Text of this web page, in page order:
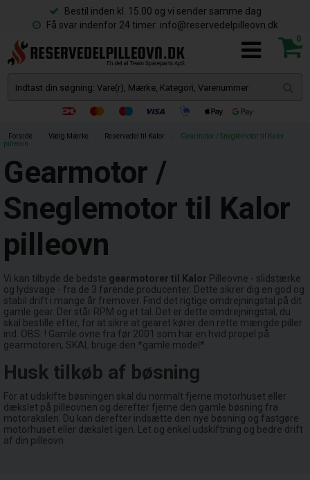
Bestil inden kl. 15.00 og vi sender samme dag
Få svar indenfor 24 timer: info@reservedelpilleovn.dk
0
Forside Vælg Mærke Reservedel til Kalor
Gearmotor / Sneglemotor til Kalor
pilleovn
Gearmotor /
Sneglemotor til Kalor
pilleovn
Vi kan tilbyde de bedste gearmotorer til Kalor Pilleovne - slidstærke
og lydsvage - fra de 3 førende producenter. Dette sikrer dig en god og
stabil drift i mange år fremover. Find det rigtige omdrejningstal på dit
gamle gear. Der står RPM og et tal. Det er dette omdrejningstal, du
skal bestille efter, for at sikre at gearet kører den rette mængde piller
ind. OBS: ! Gamle ovne fra før 2001 som har en hvid propel på
gearmotoren, SKAL bruge den *gamle model*.
Husk tilkøb af bøsning
For at udskifte bøsningen skal du normalt fjerne motorhuset eller
dækslet på pilleovnen og derefter fjerne den gamle bøsning fra
motorakslen. Du kan derefter indsætte den nye bøsning og fastgøre
motorhuset eller dækslet igen. Let og enkel udskiftning og bedre drift
af din pilleovn